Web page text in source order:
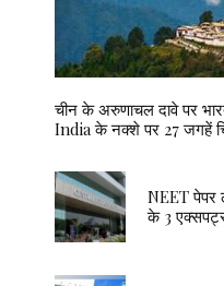
चीन के अरुणाचल दावे पर
India के नक्शे पर 27 जगहें
NEET
के 3